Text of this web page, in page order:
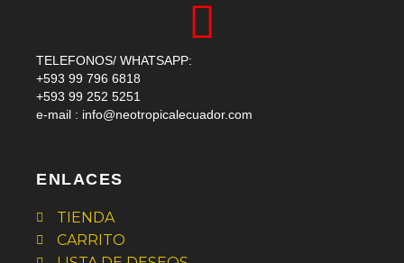
TELEFONOS/ WHATSAPP:
+593 99 796 6818
+593 99 252 5251
e-mail : info@neotropicalecuador.com
ENLACES
TIENDA
CARRITO